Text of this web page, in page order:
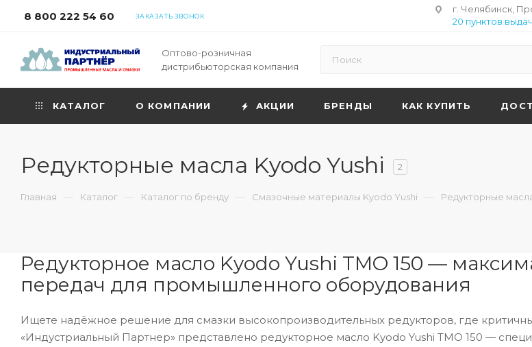
8 800 222 54 60 ЗАКАЗАТЬ ЗВОНОК
г. Челябинск,
20 пунктов
Оптово-розничная
дистрибьюторская компания
КАТАЛОГ О КОМПАНИИ АКЦИИ БРЕНДЫ КАК КУПИТЬ
Редукторные масла Kyodo Yushi 2
Главная — Каталог — Каталог по бренду — Смазочные материалы Kyodo Yushi — Редукторные
Редукторное масло Kyodo Yushi TMO 150 —
передач для промышленного оборудования
Ищете надёжное решение для смазки высокопроизводительных редукторов, где
«Индустриальный Партнер» представлено редукторное масло Kyodo Yushi TMO 150 —